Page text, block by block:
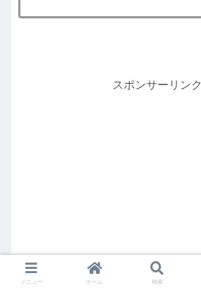
スポンサーリンク
メニュー ホーム 検索